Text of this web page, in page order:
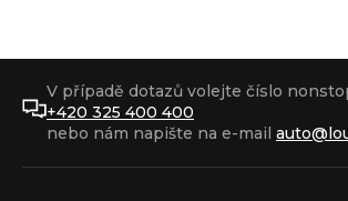
V případě dotazů volejte číslo
+420 325 400 400
nebo nám napište na e-mail